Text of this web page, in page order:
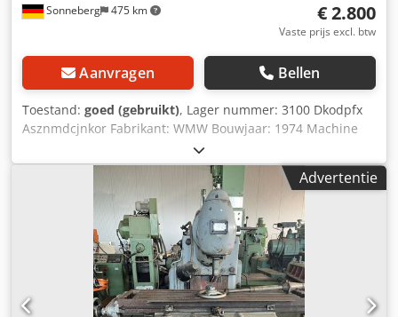
Sonneberg 475 km € 2.800
Vaste prijs excl. btw
Aanvragen Bellen
Toestand: goed (gebruikt), Lager nummer: 3100 Dkodpfx
Asznmdcjnkor Fabrikant: WMW Bouwjaar: 1974 Machine
nummer: 1138/74 Type/Model: FU 250x1000
Verplaatsingsbereik automatisch x-y-z: 800 - 190 - 360 mm
Verplaatsingsbereik handmatig x-y-z: 820 - 220 - 380 mm
Tafel: 1.000 x 250 mm Toerentalbereik: 28 tot 2.800
omw/min Spindelopname: SK 40 Voeding in lengte- en
dwarsrichting: 10 tot 630 mm/min Voeding in verticale
richting: 4 tot 252 mm/min Snelle verplaatsing in lengte-
en dwarsrichting: 3.150 mm/min Snelle verplaatsing in
verticale richting: 1.260 mm/min Aansluitvermogen: 8 kW
Advertentie